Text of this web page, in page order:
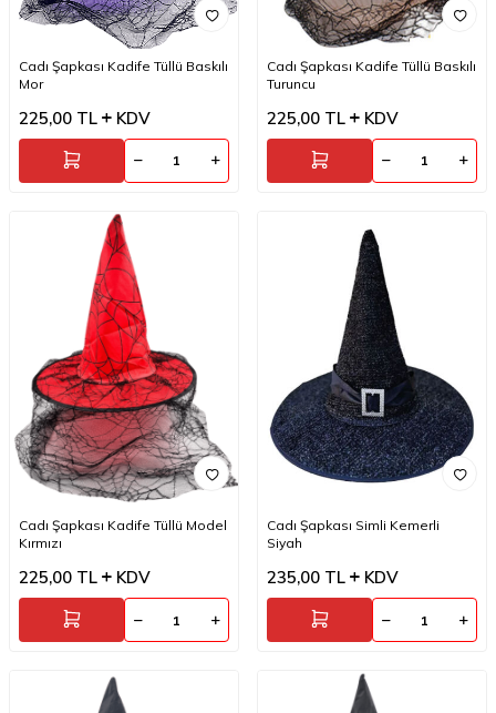
Cadı Şapkası Kadife Tüllü Baskılı
Mor
225,00 TL KDV
Cadı Şapkası Kadife Tüllü Baskılı
Turuncu
225,00 TL KDV
Cadı Şapkası Kadife Tüllü Model
Kırmızı
225,00 TL KDV
Cadı Şapkası Simli Kemerli
Siyah
235,00 TL KDV